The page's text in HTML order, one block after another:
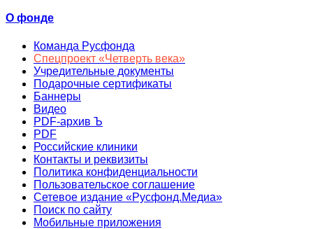
О фонде
Команда Русфонда
Спецпроект «Четверть века»
Учредительные документы
Подарочные сертификаты
Баннеры
Видео
PDF-архив Ъ
PDF
Российские клиники
Контакты и реквизиты
Политика конфиденциальности
Пользовательское соглашение
Сетевое издание «Русфонд.Медиа»
Поиск по сайту
Мобильные приложения